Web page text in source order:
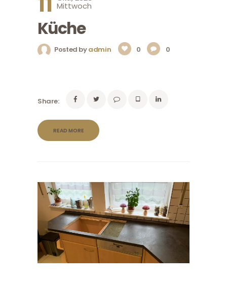
Mittwoch
Küche
Posted byadmin 0 0
Share:
READ MORE